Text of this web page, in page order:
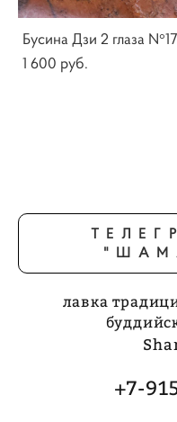
Бусина Дзи 2 глаза
1 600 pуб.
лавка
+7-